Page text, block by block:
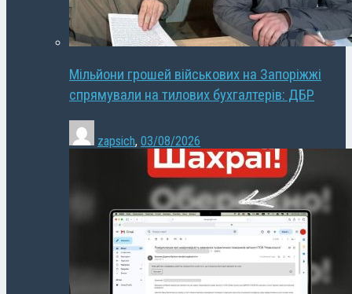
Мільйони грошей військових на Запоріжжі
спрямували на тилових бухгалтерів: ДБР
zapsich, 03/08/2026